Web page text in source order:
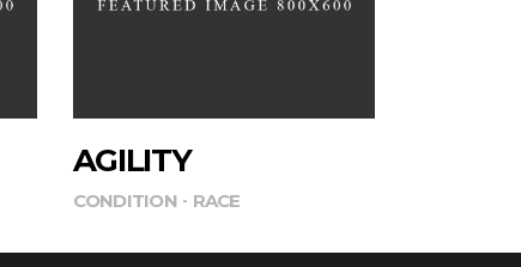
AGILITY
CONDITION RACE